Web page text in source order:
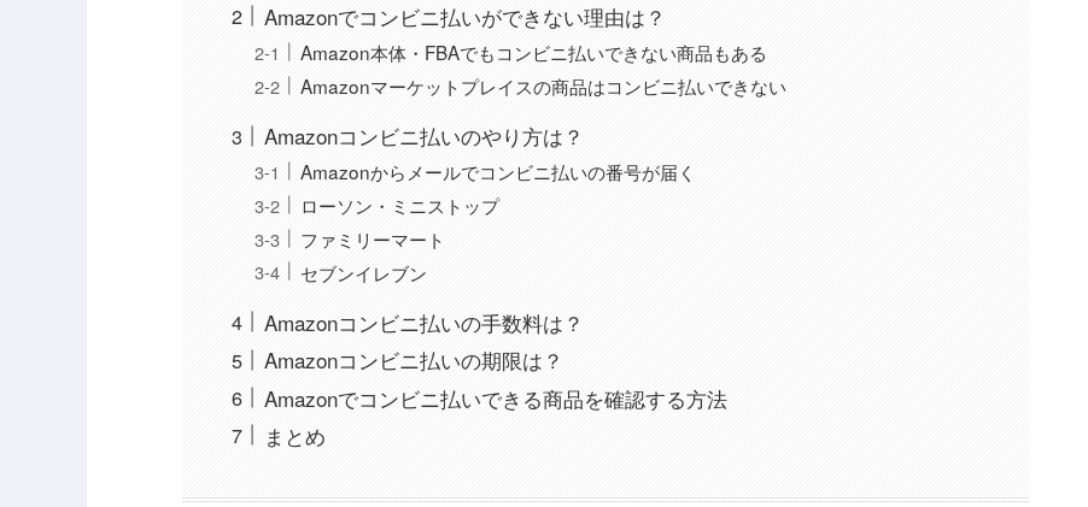
Amazonでコンビニ払いができない理由は？
Amazon本体・FBAでもコンビニ払いできない商品もある
Amazonマーケットプレイスの商品はコンビニ払いできない
Amazonコンビニ払いのやり方は？
Amazonからメールでコンビニ払いの番号が届く
ローソン・ミニストップ
ファミリーマート
セブンイレブン
Amazonコンビニ払いの手数料は？
Amazonコンビニ払いの期限は？
Amazonでコンビニ払いできる商品を確認する方法
まとめ